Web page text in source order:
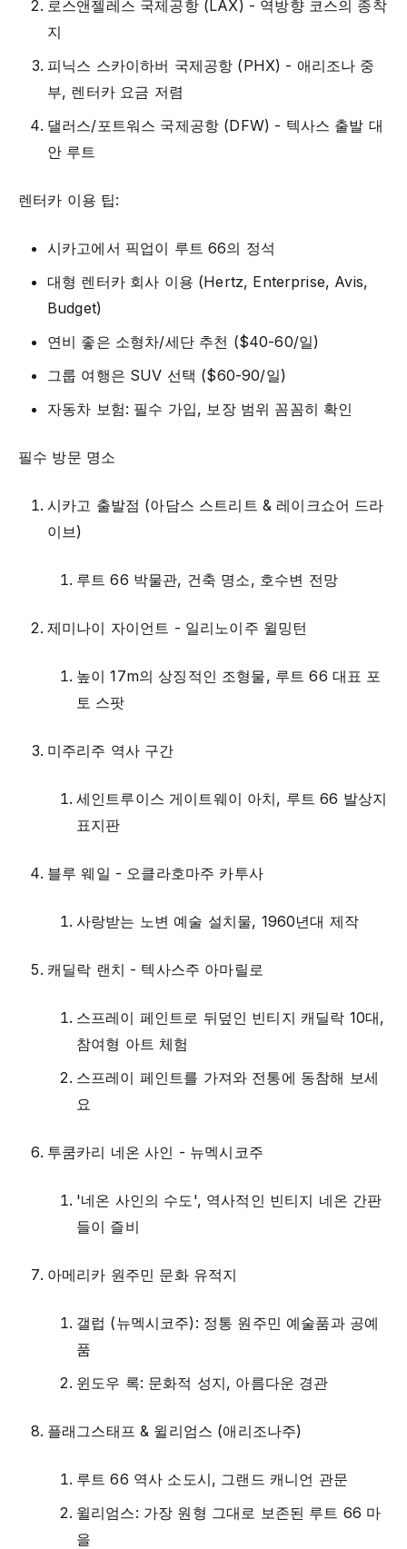
로스앤젤레스 국제공항 (LAX) - 역방향 코스의 종착
지
피닉스 스카이하버 국제공항 (PHX) - 애리조나 중
부, 렌터카 요금 저렴
댈러스/포트워스 국제공항 (DFW) - 텍사스 출발 대
안 루트
렌터카 이용 팁:
시카고에서 픽업이 루트 66의 정석
대형 렌터카 회사 이용 (Hertz, Enterprise, Avis,
Budget)
연비 좋은 소형차/세단 추천 ($40-60/일)
그룹 여행은 SUV 선택 ($60-90/일)
자동차 보험: 필수 가입, 보장 범위 꼼꼼히 확인
필수 방문 명소
시카고 출발점 (아담스 스트리트 & 레이크쇼어 드라
이브)
루트 66 박물관, 건축 명소, 호수변 전망
제미나이 자이언트 - 일리노이주 윌밍턴
높이 17m의 상징적인 조형물, 루트 66 대표 포
토 스팟
미주리주 역사 구간
세인트루이스 게이트웨이 아치, 루트 66 발상지
표지판
블루 웨일 - 오클라호마주 카투사
사랑받는 노변 예술 설치물, 1960년대 제작
캐딜락 랜치 - 텍사스주 아마릴로
스프레이 페인트로 뒤덮인 빈티지 캐딜락 10대,
참여형 아트 체험
스프레이 페인트를 가져와 전통에 동참해 보세
요
투쿰카리 네온 사인 - 뉴멕시코주
'네온 사인의 수도', 역사적인 빈티지 네온 간판
들이 즐비
아메리카 원주민 문화 유적지
갤럽 (뉴멕시코주): 정통 원주민 예술품과 공예
품
윈도우 록: 문화적 성지, 아름다운 경관
플래그스태프 & 윌리엄스 (애리조나주)
루트 66 역사 소도시, 그랜드 캐니언 관문
윌리엄스: 가장 원형 그대로 보존된 루트 66 마
을